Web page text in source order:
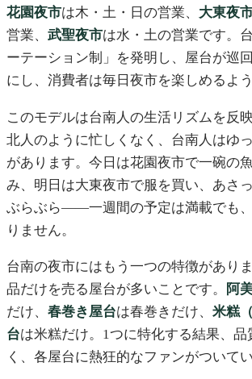
花園夜市は木・土・日の営業、 大東夜
営業、 武聖夜市は水・土の営業です。
ーテーション制」を発明し、屋台が巡
にし、消費者は毎日夜市を楽しめるよ
このモデルは台南人の生活リズムを反
北人のように忙しくなく、台南人はゆ
があります。今日は花園夜市で一碗の
み、明日は大東夜市で服を買い、あさ
ぶらぶら——一週間の予定は満載でも
りません。
台南の夜市にはもう一つの特徴があ
品だけを売る屋台が多いことです。
阿
だけ、 春巻き屋台は春巻きだけ、 米糕
台は米糕だけ。1つに特化する結果、品
く、各屋台に熱狂的なファンがついてい